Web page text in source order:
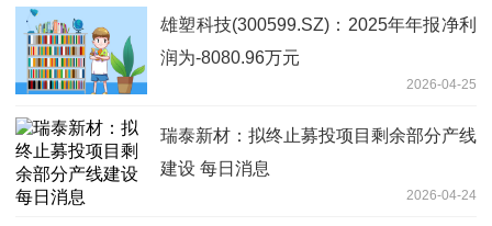
雄塑科技(300599.SZ)：2025年年报净利
润为-8080.96万元
2026-04-25
瑞泰新材：拟终止募投项目剩余部分产线
建设 每日消息
2026-04-24